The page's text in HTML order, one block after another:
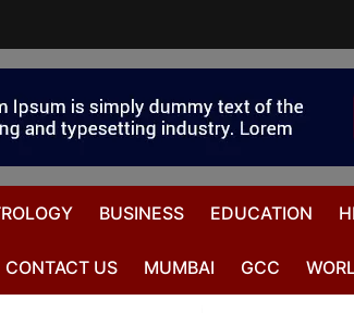
BUSINESS EDUCATION
CONTACT US MUMBAI GCC